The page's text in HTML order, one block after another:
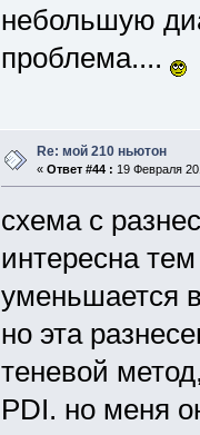
небольшую
проблема....
Re: мой 210 ньютон
« Ответ #44 : 19 Февраля
схема с
интересна
уменьшается
но эта
теневой
PDI. но меня